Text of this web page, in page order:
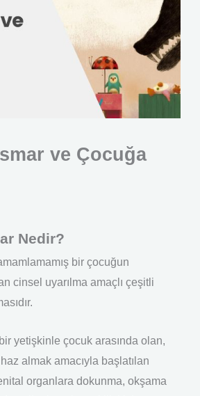
ve Çocuğa
Nedir?
bir çocuğun
cinsel uyarılma amaçlı çeşitli
yetişkinle çocuk arasında olan,
almak amacıyla başlatılan
organlara dokunma, okşama